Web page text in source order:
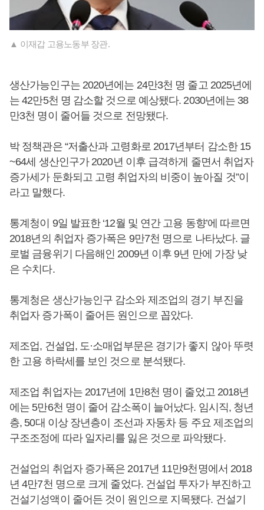
▲ 이재갑 고용노동부 장관.
생산가능인구는 2020년에는 24만3천 명 줄고 2025년에
는 42만5천 명 감소할 것으로 예상됐다. 2030년에는 38
만3천 명이 줄어들 것으로 전망됐다.
박 정책관은 “저출산과 고령화로 2017년부터 감소한 15
~64세 생산인구가 2020년 이후 급격하게 줄면서 취업자
증가세가 둔화되고 고령 취업자의 비중이 높아질 것”이
라고 말했다.
통계청이 9일 발표한 ‘12월 및 연간 고용 동향’에 따르면
2018년의 취업자 증가폭은 9만7천 명으로 나타났다. 글
로벌 금융위기 다음해인 2009년 이후 9년 만에 가장 낮
은 수치다.
통계청은 생산가능인구 감소와 제조업의 경기 부진을
취업자 증가폭이 줄어든 원인으로 꼽았다.
제조업, 건설업, 도·소매업부문은 경기가 좋지 않아 뚜렷
한 고용 하락세를 보인 것으로 분석됐다.
제조업 취업자는 2017년에 1만8천 명이 줄었고 2018년
에는 5만6천 명이 줄어 감소폭이 늘어났다. 임시직, 청년
층, 50대 이상 장년층이 조선과 자동차 등 주요 제조업의
구조조정에 따라 일자리를 잃은 것으로 파악됐다.
건설업의 취업자 증가폭은 2017년 11만9천명에서 2018
년 4만7천 명으로 크게 줄었다. 건설업 투자가 부진하고
건설기성액이 줄어든 것이 원인으로 지목됐다. 건설기